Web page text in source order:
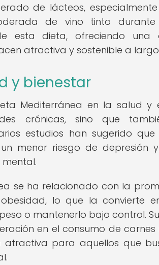
de lácteos,
de vino tinto
esta dieta, ofreciendo una
atractiva y sostenible a
y bienestar
Mediterránea en la salud
crónicas, sino que
estudios han sugerido
menor riesgo de depresión
se ha relacionado con la
lo que la convierte
o mantenerlo bajo control.
en el consumo de
para aquellos que